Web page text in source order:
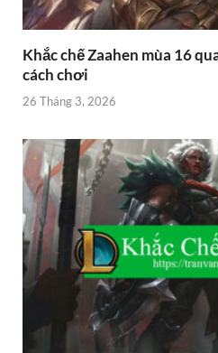
Khắc chế Zaahen mùa 16
cách chơi
26 Tháng 3, 2026